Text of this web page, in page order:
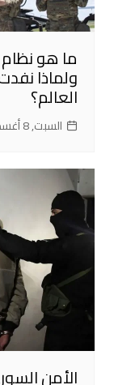
ما هو نظام
ولماذا
العالم؟
السبت, 8 أغسطس 2026, 0:29
الأمن